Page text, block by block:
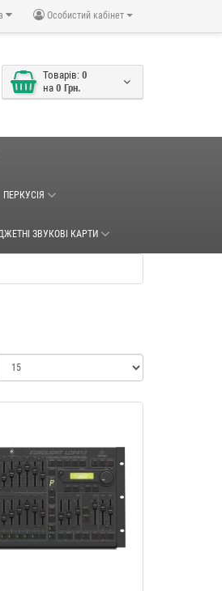
Особистий кабінет
Товарів: 0
на 0 Грн.
ПЕРКУСІЯ
ЗВУКОВІ КАРТИ